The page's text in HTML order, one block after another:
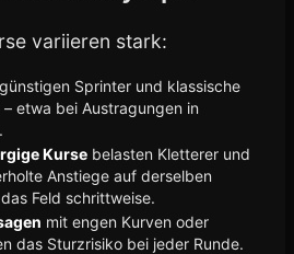
variieren stark:
Sprinter und klassische
etwa bei Austragungen in
Kurse belasten Kletterer und
Anstiege auf derselben
Feld schrittweise.
mit engen Kurven oder
das Sturzrisiko bei jeder Runde.